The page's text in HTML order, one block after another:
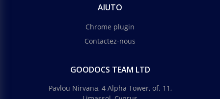
AIUTO
Chrome plugin
Contactez-nous
GOODOCS TEAM LTD
Pavlou Nirvana, 4 Alpha Tower, of. 11,